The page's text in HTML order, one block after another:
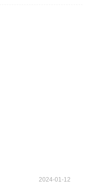
2024-01-12